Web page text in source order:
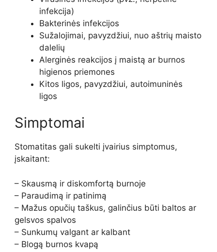
infekcija)
Bakterinės infekcijos
Sužalojimai, pavyzdžiui, nuo aštrių maisto
dalelių
Alerginės reakcijos į maistą ar burnos
higienos priemones
Kitos ligos, pavyzdžiui, autoimuninės
ligos
Simptomai
Stomatitas gali sukelti įvairius simptomus,
įskaitant:
– Skausmą ir diskomfortą burnoje
– Paraudimą ir patinimą
– Mažus opučių taškus, galinčius būti baltos ar
gelsvos spalvos
– Sunkumų valgant ar kalbant
– Blogą burnos kvapą